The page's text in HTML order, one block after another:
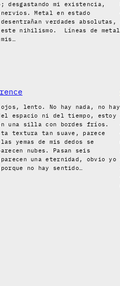
desgastando mi existencia,
Metal en estado
verdades absolutas,
este nihilismo. Líneas de metal
lento. No hay nada, no hay
espacio ni del tiempo, estoy
una silla con bordes fríos.
textura tan suave, parece
yemas de mis dedos se
nubes. Pasan seis
una eternidad, obvio yo
no hay sentido…